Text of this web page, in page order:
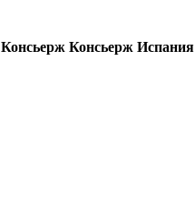
Консьерж Консьерж Испания